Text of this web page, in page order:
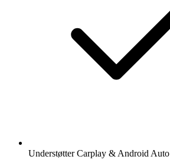
Understøtter Carplay & Android Auto